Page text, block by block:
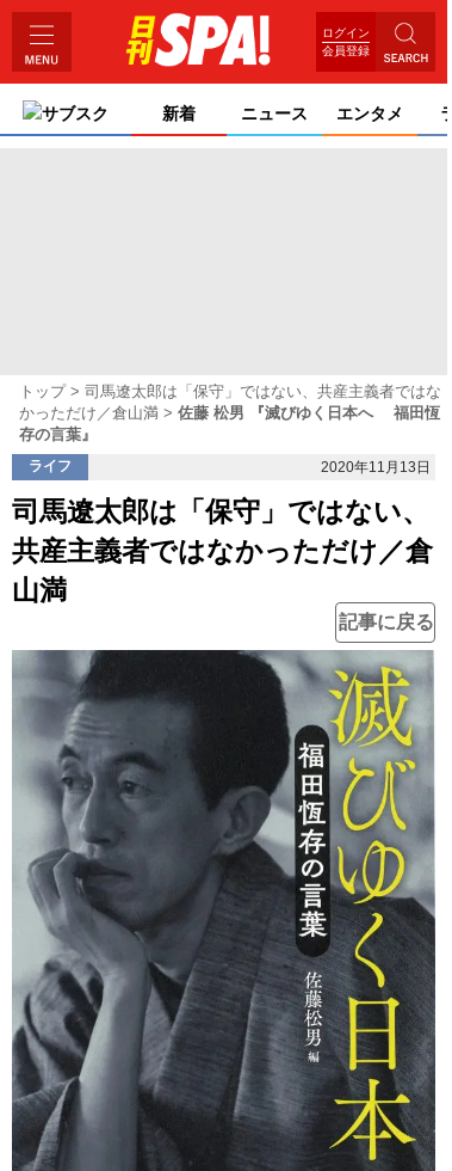
ログイン
会員登録
サブスク 新着 ニュース エンタメ
トップ
司馬遼太郎は「保守」ではない、共産主義者ではな
かっただけ／倉山満
佐藤 松男 『滅びゆく日本へ 福田恆
存の言葉』
ライフ 2020年11月13日
司馬遼太郎は「保守」ではない、
共産主義者ではなかっただけ／倉
山満
記事に戻る